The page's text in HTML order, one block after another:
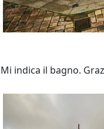
Mi indica il bagno.